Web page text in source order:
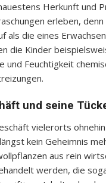
Herkunft und
erleben,
als die eines
die Kinder
und Feuchtigkeit
und seine
vielerorts
kein Geheimnis
aus rein
werden, die